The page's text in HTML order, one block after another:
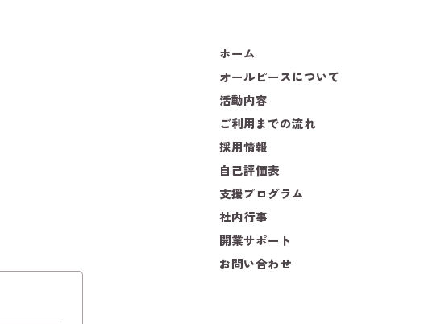
ホーム
オールピースについて
活動内容
ご利用までの流れ
採用情報
自己評価表
支援プログラム
社内行事
開業サポート
お問い合わせ